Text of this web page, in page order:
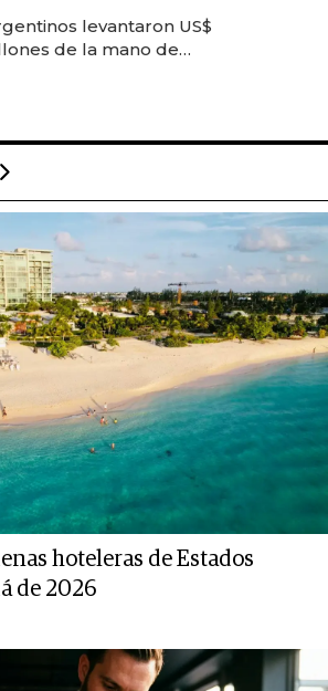
en experiencias
levantaron US$
de la mano de
hoteleras de Estados
de 2026